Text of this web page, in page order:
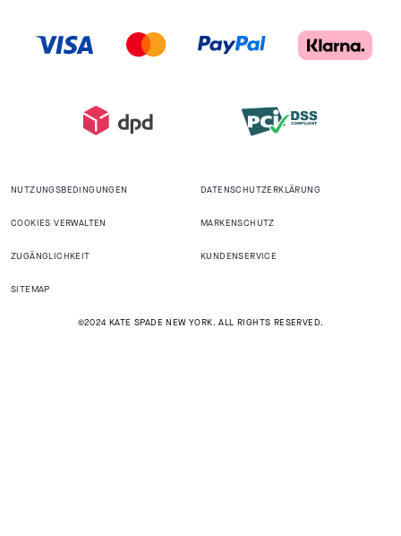
NUTZUNGSBEDINGUNGEN DATENSCHUTZERKLÄRUNG
COOKIES VERWALTEN MARKENSCHUTZ
ZUGÄNGLICHKEIT KUNDENSERVICE
SITEMAP
©2024 KATE SPADE NEW YORK. ALL RIGHTS RESERVED.